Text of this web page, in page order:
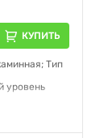
КУПИТЬ
Тип
уровень